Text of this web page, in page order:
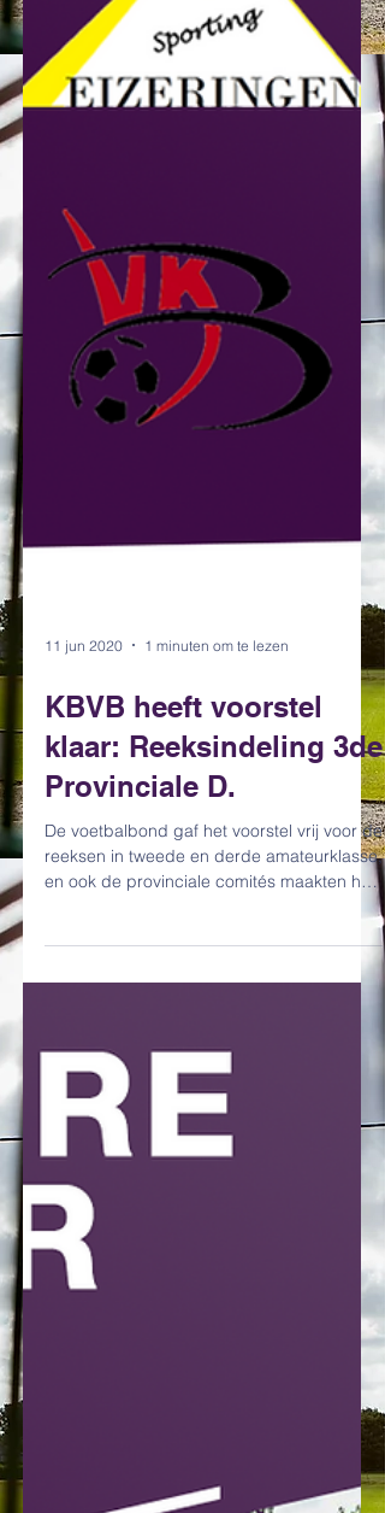
11 jun 2020 1 minuten om te lezen
KBVB heeft voorstel
klaar: Reeksindeling 3de
Provinciale D.
De voetbalbond gaf het voorstel vrij voor de
reeksen in tweede en derde amateurklasse,
voorstel...